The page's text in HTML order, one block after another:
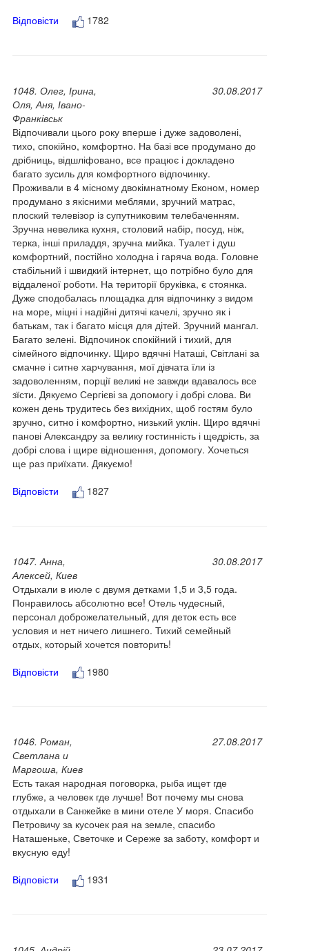
Відповісти
1782
1048. Олег, Ірина,
Оля, Аня, Івано-
Франківськ
30.08.2017
Відпочивали цього року вперше і дуже задоволені,
тихо, спокійно, комфортно. На базі все продумано до
дрібниць, відшліфовано, все працює і докладено
багато зусиль для комфортного відпочинку.
Проживали в 4 місному двокімнатному Економ, номер
продумано з якісними меблями, зручний матрас,
плоский телевізор із супутниковим телебаченням.
Зручна невелика кухня, столовий набір, посуд, ніж,
терка, інші приладдя, зручна мийка. Туалет і душ
комфортний, постійно холодна і гаряча вода. Головне
стабільний і швидкий інтернет, що потрібно було для
віддаленої роботи. На території бруківка, є стоянка.
Дуже сподобалась площадка для відпочинку з видом
на море, міцні і надійні дитячі качелі, зручно як і
батькам, так і багато місця для дітей. Зручний мангал.
Багато зелені. Відпочинок спокійний і тихий, для
сімейного відпочинку. Щиро вдячні Наташі, Світлані за
смачне і ситне харчування, мої дівчата їли із
задоволенням, порції великі не завжди вдавалось все
зїсти. Дякуємо Сергієві за допомогу і добрі слова. Ви
кожен день трудитесь без вихідних, щоб гостям було
зручно, ситно і комфортно, низький уклін. Щиро вдячні
панові Александру за велику гостинність і щедрість, за
добрі слова і щире відношення, допомогу. Хочеться
ще раз приїхати. Дякуємо!
Відповісти
1827
1047. Анна,
Алексей, Киев
30.08.2017
Отдыхали в июле с двумя детками 1,5 и 3,5 года.
Понравилось абсолютно все! Отель чудесный,
персонал доброжелательный, для деток есть все
условия и нет ничего лишнего. Тихий семейный
отдых, который хочется повторить!
Відповісти
1980
1046. Роман,
Светлана и
Маргоша, Киев
27.08.2017
Есть такая народная поговорка, рыба ищет где
глубже, а человек где лучше! Вот почему мы снова
отдыхали в Санжейке в мини отеле У моря. Спасибо
Петровичу за кусочек рая на земле, спасибо
Наташеньке, Светочке и Сереже за заботу, комфорт и
вкусную еду!
Відповісти
1931